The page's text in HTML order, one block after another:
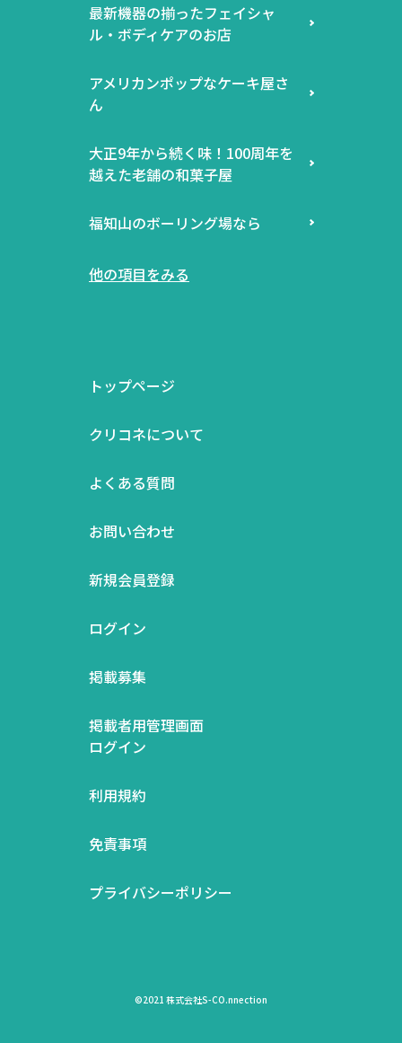
最新機器の揃ったフェイシャ
ル・ボディケアのお店
アメリカンポップなケーキ屋さ
ん
大正9年から続く味！100周年を
越えた老舗の和菓子屋
福知山のボーリング場なら
他の項目をみる
トップページ
クリコネについて
よくある質問
お問い合わせ
新規会員登録
ログイン
掲載募集
掲載者用管理画面
ログイン
利用規約
免責事項
プライバシーポリシー
©2021 株式会社S-CO.nnection